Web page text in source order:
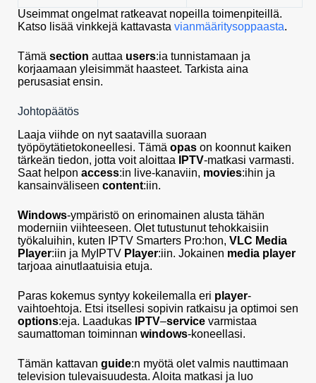
Useimmat ongelmat ratkeavat nopeilla toimenpiteillä.
Katso lisää vinkkejä kattavasta vianmääritysoppaasta.
Tämä section auttaa users:ia tunnistamaan ja
korjaamaan yleisimmät haasteet. Tarkista aina
perusasiat ensin.
Johtopäätös
Laaja viihde on nyt saatavilla suoraan
työpöytätietokoneellesi. Tämä opas on koonnut kaiken
tärkeän tiedon, jotta voit aloittaa
IPTV-matkasi varmasti.
Saat helpon access:in live-kanaviin, movies:ihin ja
kansainväliseen content:iin.
Windows-ympäristö on erinomainen alusta tähän
moderniin viihteeseen. Olet tutustunut tehokkaisiin
työkaluihin, kuten IPTV Smarters Pro:hon, VLC Media
Player:iin ja MyIPTV Player:iin. Jokainen media player
tarjoaa ainutlaatuisia etuja.
Paras kokemus syntyy kokeilemalla eri player-
vaihtoehtoja. Etsi itsellesi sopivin ratkaisu ja optimoi sen
options:eja. Laadukas IPTV–service varmistaa
saumattoman toiminnan windows-koneellasi.
Tämän kattavan guide:n myötä olet valmis nauttimaan
television tulevaisuudesta. Aloita matkasi ja luo